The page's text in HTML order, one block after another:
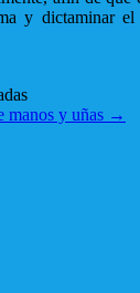
y dictaminar el
manos y uñas →